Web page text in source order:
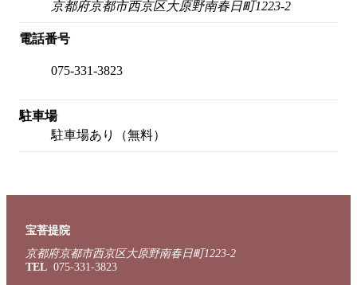
京都府京都市西京区大原野南春日町1223-2
電話番号
075-331-3823
駐車場
駐車場あり（無料）
宝菩提院
京都府京都市西京区大原野南春日町1223-2
TEL 075-331-3823